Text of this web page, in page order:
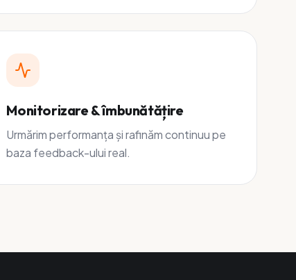
Monitorizare & îmbunătățire
Urmărim performanța și rafinăm continuu pe
baza feedback-ului real.